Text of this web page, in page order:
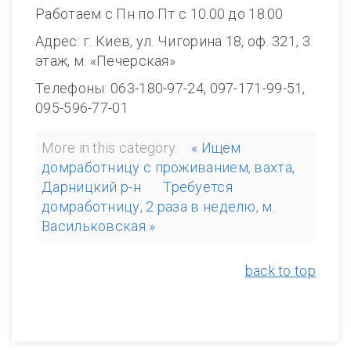
Работаем с Пн по Пт с 10.00 до 18.00
Адрес: г. Киев, ул. Чигорина 18, оф. 321, 3
этаж, м. «Печерская»
Телефоны: 063-180-97-24, 097-171-99-51,
095-596-77-01
More in this category:
« Ищем
домработницу с проживанием, вахта,
Дарницкий р-н
Требуется
домработницу, 2 раза в неделю, м.
Васильковская »
back to top